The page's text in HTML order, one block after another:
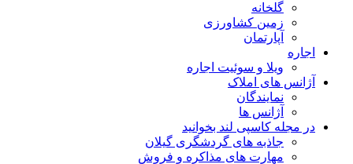
گلخانه
زمین کشاورزی
آپارتمان
اجاره
ویلا و سوئیت اجاره
آژانس های املاک
نمایندگان
آژانس ها
در مجله کاسپی لند بخوانید
جاذبه های گردشگری گیلان
مهارت های مذاکره و فروش